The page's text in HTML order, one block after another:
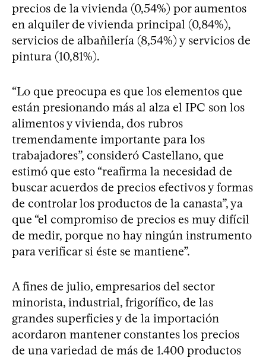
precios de la vivienda (0,54%) por aumentos
en alquiler de vivienda principal (0,84%),
servicios de albañilería (8,54%) y servicios de
pintura (10,81%).
“Lo que preocupa es que los elementos que
están presionando más al alza el IPC son los
alimentos y vivienda, dos rubros
tremendamente importante para los
trabajadores”, consideró Castellano, que
estimó que esto “reafirma la necesidad de
buscar acuerdos de precios efectivos y formas
de controlar los productos de la canasta”, ya
que “el compromiso de precios es muy difícil
de medir, porque no hay ningún instrumento
para verificar si éste se mantiene”.
A fines de julio, empresarios del sector
minorista, industrial, frigorífico, de las
grandes superficies y de la importación
acordaron mantener constantes los precios
de una variedad de más de 1.400 productos